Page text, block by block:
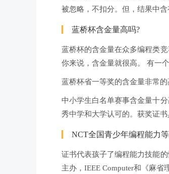
被忽略，不扣分。但，结果中
蓝桥杯含金量高吗?
蓝桥杯的含金量在众多编程类
你来说，含金量就很高。 有一
蓝桥杯省一等奖的含金量非常
中小学生白名单赛事含金量十
秀中学和大学认可的。获奖证
NCT全国青少年编程能力
证书代表孩子了编程能力技能
主办，IEEE Computer和《麻省